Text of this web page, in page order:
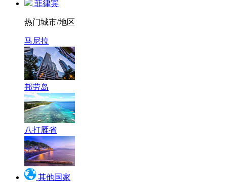
菲律宾
热门城市/地区
马尼拉
邦劳岛
八打雁省
其他国家